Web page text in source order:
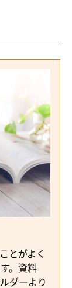
とがよく
。資料
ダーより